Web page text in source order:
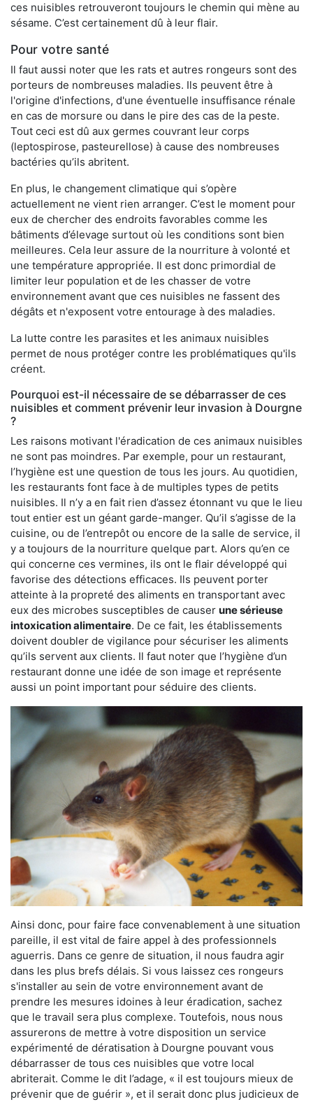
ces nuisibles retrouveront toujours le chemin qui mène au
sésame. C’est certainement dû à leur flair.
Pour votre santé
Il faut aussi noter que les rats et autres rongeurs sont des
porteurs de nombreuses maladies. Ils peuvent être à
l'origine d'infections, d'une éventuelle insuffisance rénale
en cas de morsure ou dans le pire des cas de la peste.
Tout ceci est dû aux germes couvrant leur corps
(leptospirose, pasteurellose) à cause des nombreuses
bactéries qu’ils abritent.
En plus, le changement climatique qui s’opère
actuellement ne vient rien arranger. C’est le moment pour
eux de chercher des endroits favorables comme les
bâtiments d’élevage surtout où les conditions sont bien
meilleures. Cela leur assure de la nourriture à volonté et
une température appropriée. Il est donc primordial de
limiter leur population et de les chasser de votre
environnement avant que ces nuisibles ne fassent des
dégâts et n'exposent votre entourage à des maladies.
La lutte contre les parasites et les animaux nuisibles
permet de nous protéger contre les problématiques qu'ils
créent.
Pourquoi est-il nécessaire de se débarrasser de ces
nuisibles et comment prévenir leur invasion à Dourgne
?
Les raisons motivant l'éradication de ces animaux nuisibles
ne sont pas moindres. Par exemple, pour un restaurant,
l’hygiène est une question de tous les jours. Au quotidien,
les restaurants font face à de multiples types de petits
nuisibles. Il n’y a en fait rien d’assez étonnant vu que le lieu
tout entier est un géant garde-manger. Qu’il s’agisse de la
cuisine, ou de l’entrepôt ou encore de la salle de service, il
y a toujours de la nourriture quelque part. Alors qu’en ce
qui concerne ces vermines, ils ont le flair développé qui
favorise des détections efficaces. Ils peuvent porter
atteinte à la propreté des aliments en transportant avec
eux des microbes susceptibles de causer une sérieuse
intoxication alimentaire. De ce fait, les établissements
doivent doubler de vigilance pour sécuriser les aliments
qu’ils servent aux clients. Il faut noter que l’hygiène d’un
restaurant donne une idée de son image et représente
aussi un point important pour séduire des clients.
Ainsi donc, pour faire face convenablement à une situation
pareille, il est vital de faire appel à des professionnels
aguerris. Dans ce genre de situation, il nous faudra agir
dans les plus brefs délais. Si vous laissez ces rongeurs
s'installer au sein de votre environnement avant de
prendre les mesures idoines à leur éradication, sachez
que le travail sera plus complexe. Toutefois, nous nous
assurerons de mettre à votre disposition un service
expérimenté de dératisation à Dourgne pouvant vous
débarrasser de tous ces nuisibles que votre local
abriterait. Comme le dit l’adage, « il est toujours mieux de
prévenir que de guérir », et il serait donc plus judicieux de